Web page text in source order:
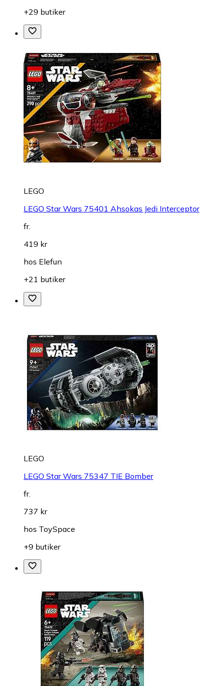
+29 butiker
LEGO
LEGO Star Wars 75401 Ahsokas Jedi Interceptor
fr.
419 kr
hos Elefun
+21 butiker
LEGO
LEGO Star Wars 75347 TIE Bomber
fr.
737 kr
hos ToySpace
+9 butiker